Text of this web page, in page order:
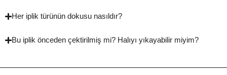
Her iplik türünün dokusu nasıldır?
Bu iplik önceden çektirilmiş mi? Halıyı yıkayabilir miyim?